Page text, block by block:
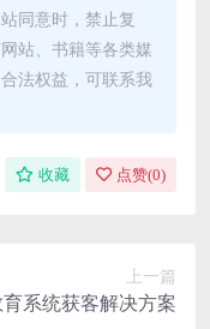
同意时，禁止复
站、书籍等各类媒
法权益，可联系我
收藏 点赞(0)
上一篇
系统获客解决方案